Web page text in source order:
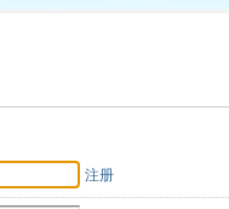
注册